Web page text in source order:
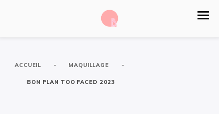
ACCUEIL - MAQUILLAGE -
BON PLAN TOO FACED 2023